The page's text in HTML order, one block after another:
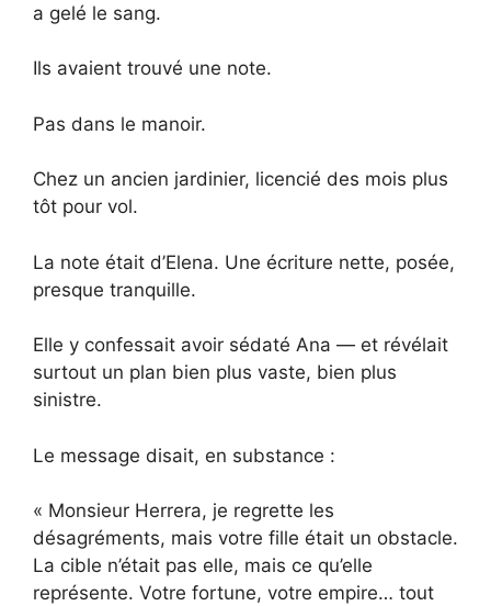
a gelé le sang.
Ils avaient trouvé une note.
Pas dans le manoir.
Chez un ancien jardinier, licencié des mois plus
tôt pour vol.
La note était d’Elena. Une écriture nette, posée,
presque tranquille.
Elle y confessait avoir sédaté Ana — et révélait
surtout un plan bien plus vaste, bien plus
sinistre.
Le message disait, en substance :
« Monsieur Herrera, je regrette les
désagréments, mais votre fille était un obstacle.
La cible n’était pas elle, mais ce qu’elle
représente. Votre fortune, votre empire… tout